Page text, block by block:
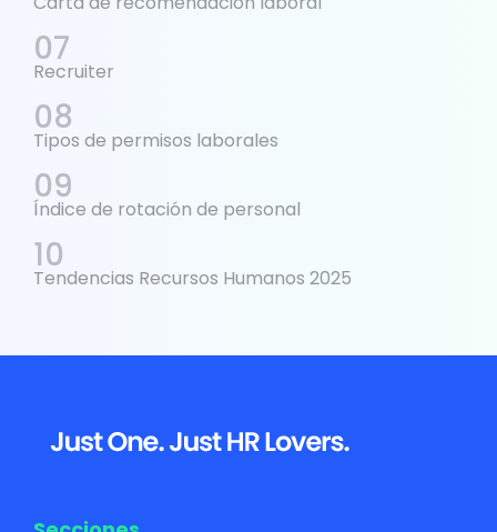
Recruiter
Tipos de permisos laborales
Índice de rotación de personal
Tendencias Recursos Humanos 2025
Footer